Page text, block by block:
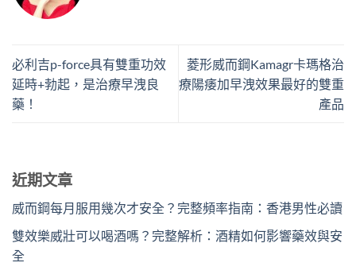
必利吉p-force具有雙重功效
延時+勃起，是治療早洩良
藥！
菱形威而鋼Kamagr卡瑪格治
療陽痿加早洩效果最好的雙重
產品
近期文章
威而鋼每月服用幾次才安全？完整頻率指南：香港男性必讀
雙效樂威壯可以喝酒嗎？完整解析：酒精如何影響藥效與安
全